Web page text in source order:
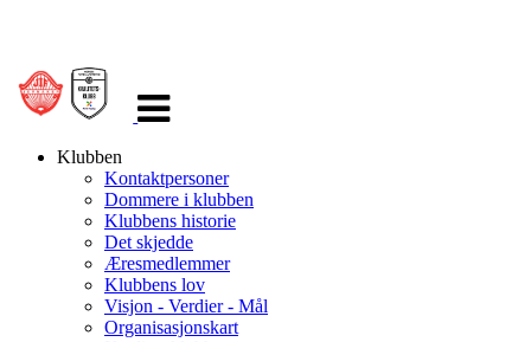
navigasjon
Klubben
Kontaktpersoner
Dommere i klubben
Klubbens historie
Det skjedde
Æresmedlemmer
Klubbens lov
Visjon - Verdier - Mål
Organisasjonskart